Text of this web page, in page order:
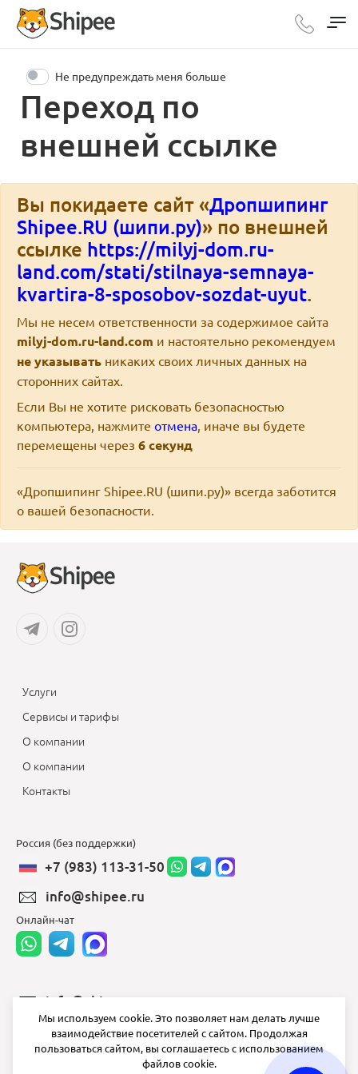
Переход по
внешней ссылке
Не предупреждать меня больше
Вы покидаете сайт «Дропшипинг
Shipee.RU (шипи.ру)» по внешней
ссылке https://milyj-dom.ru-
land.com/stati/stilnaya-semnaya-
kvartira-8-sposobov-sozdat-uyut.
Мы не несем ответственности за содержимое сайта
milyj-dom.ru-land.com и настоятельно рекомендуем
не указывать никаких своих личных данных на
сторонних сайтах.
Если Вы не хотите рисковать безопасностью
компьютера, нажмите отмена, иначе вы будете
перемещены через 6секунд
«Дропшипинг Shipee.RU (шипи.ру)» всегда заботится
о вашей безопасности.
Услуги
Сервисы и тарифы
О компании
О компании
Контакты
Россия (без поддержки)
+7 (983) 113-31-50
info@shipee.ru
Онлайн-чат
info@shipee.ru
пн-пт 8:00 - 18:00
СБ ВС выходной
Мы используем cookie. Это позволяет нам делать лучше
взаимодействие посетителей с сайтом. Продолжая
пользоваться сайтом, вы соглашаетесь с использованием
файлов cookie.